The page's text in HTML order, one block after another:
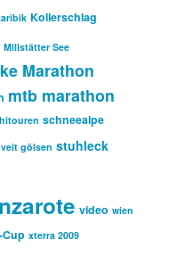
Kollerschlag
Millstätter See
Marathon
mtb marathon
schneealpe
gölsen stuhleck
video wien
Cup xterra 2009